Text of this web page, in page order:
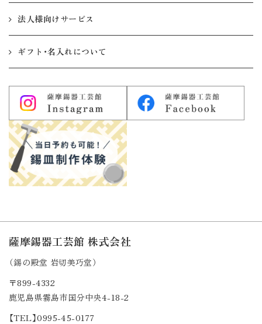
法人様向けサービス
ギフト・名入れについて
薩摩錫器工芸館 株式会社
（錫の殿堂 岩切美巧堂）
〒899-4332
鹿児島県霧島市国分中央4-18-2
【TEL】0995-45-0177